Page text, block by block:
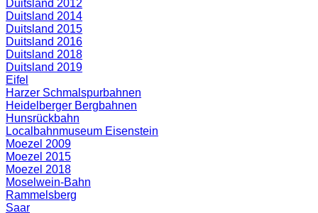
Duitsland 2012
Duitsland 2014
Duitsland 2015
Duitsland 2016
Duitsland 2018
Duitsland 2019
Eifel
Harzer Schmalspurbahnen
Heidelberger Bergbahnen
Hunsrückbahn
Localbahnmuseum Eisenstein
Moezel 2009
Moezel 2015
Moezel 2018
Moselwein-Bahn
Rammelsberg
Saar